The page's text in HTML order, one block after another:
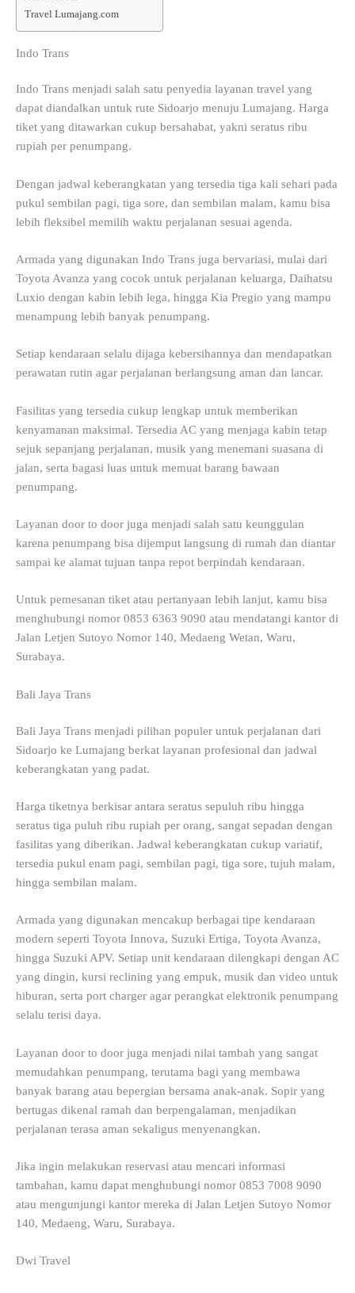
Travel Lumajang.com
Indo Trans
Indo Trans menjadi salah satu penyedia layanan travel yang
dapat diandalkan untuk rute Sidoarjo menuju Lumajang. Harga
tiket yang ditawarkan cukup bersahabat, yakni seratus ribu
rupiah per penumpang.
Dengan jadwal keberangkatan yang tersedia tiga kali sehari pada
pukul sembilan pagi, tiga sore, dan sembilan malam, kamu bisa
lebih fleksibel memilih waktu perjalanan sesuai agenda.
Armada yang digunakan Indo Trans juga bervariasi, mulai dari
Toyota Avanza yang cocok untuk perjalanan keluarga, Daihatsu
Luxio dengan kabin lebih lega, hingga Kia Pregio yang mampu
menampung lebih banyak penumpang.
Setiap kendaraan selalu dijaga kebersihannya dan mendapatkan
perawatan rutin agar perjalanan berlangsung aman dan lancar.
Fasilitas yang tersedia cukup lengkap untuk memberikan
kenyamanan maksimal. Tersedia AC yang menjaga kabin tetap
sejuk sepanjang perjalanan, musik yang menemani suasana di
jalan, serta bagasi luas untuk memuat barang bawaan
penumpang.
Layanan door to door juga menjadi salah satu keunggulan
karena penumpang bisa dijemput langsung di rumah dan diantar
sampai ke alamat tujuan tanpa repot berpindah kendaraan.
Untuk pemesanan tiket atau pertanyaan lebih lanjut, kamu bisa
menghubungi nomor 0853 6363 9090 atau mendatangi kantor di
Jalan Letjen Sutoyo Nomor 140, Medaeng Wetan, Waru,
Surabaya.
Bali Jaya Trans
Bali Jaya Trans menjadi pilihan populer untuk perjalanan dari
Sidoarjo ke Lumajang berkat layanan profesional dan jadwal
keberangkatan yang padat.
Harga tiketnya berkisar antara seratus sepuluh ribu hingga
seratus tiga puluh ribu rupiah per orang, sangat sepadan dengan
fasilitas yang diberikan. Jadwal keberangkatan cukup variatif,
tersedia pukul enam pagi, sembilan pagi, tiga sore, tujuh malam,
hingga sembilan malam.
Armada yang digunakan mencakup berbagai tipe kendaraan
modern seperti Toyota Innova, Suzuki Ertiga, Toyota Avanza,
hingga Suzuki APV. Setiap unit kendaraan dilengkapi dengan AC
yang dingin, kursi reclining yang empuk, musik dan video untuk
hiburan, serta port charger agar perangkat elektronik penumpang
selalu terisi daya.
Layanan door to door juga menjadi nilai tambah yang sangat
memudahkan penumpang, terutama bagi yang membawa
banyak barang atau bepergian bersama anak-anak. Sopir yang
bertugas dikenal ramah dan berpengalaman, menjadikan
perjalanan terasa aman sekaligus menyenangkan.
Jika ingin melakukan reservasi atau mencari informasi
tambahan, kamu dapat menghubungi nomor 0853 7008 9090
atau mengunjungi kantor mereka di Jalan Letjen Sutoyo Nomor
140, Medaeng, Waru, Surabaya.
Dwi Travel